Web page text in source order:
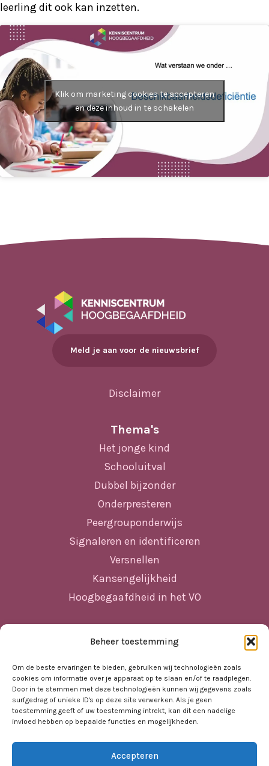
Beheer toestemming
Om de beste ervaringen te bieden, gebruiken wij technologieën zoals
cookies om informatie over je apparaat op te slaan en/of te raadplegen.
Door in te stemmen met deze technologieën kunnen wij gegevens zoals
surfgedrag of unieke ID's op deze site verwerken. Als je geen
toestemming geeft of uw toestemming intrekt, kan dit een nadelige
invloed hebben op bepaalde functies en mogelijkheden.
Accepteren
leerling dit ook kan inzetten.
Klik om marketing cookies te accepteren
en deze inhoud in te schakelen
Meld je aan voor de nieuwsbrief
Disclaimer
Thema's
Het jonge kind
Schooluitval
Dubbel bijzonder
Onderpresteren
Peergrouponderwijs
Signaleren en identificeren
Versnellen
Kansengelijkheid
Hoogbegaafdheid in het VO
Home
Nieuws
Agenda
Kennisbank
Sociale kaart
Over ons